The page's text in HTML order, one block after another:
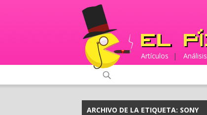
Artículos | Análisis
ARCHIVO DE LA ETIQUETA: SONY